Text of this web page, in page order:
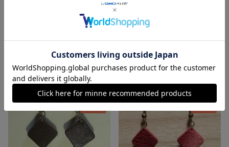
レザーピアス【goccia】
800円
レザーピアス 【gatta】
800円